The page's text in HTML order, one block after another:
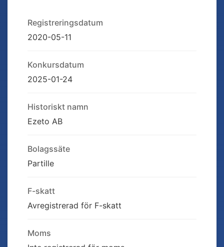
Registreringsdatum
2020-05-11
Konkursdatum
2025-01-24
Historiskt namn
Ezeto AB
Bolagssäte
Partille
F-skatt
Avregistrerad för F-skatt
Moms